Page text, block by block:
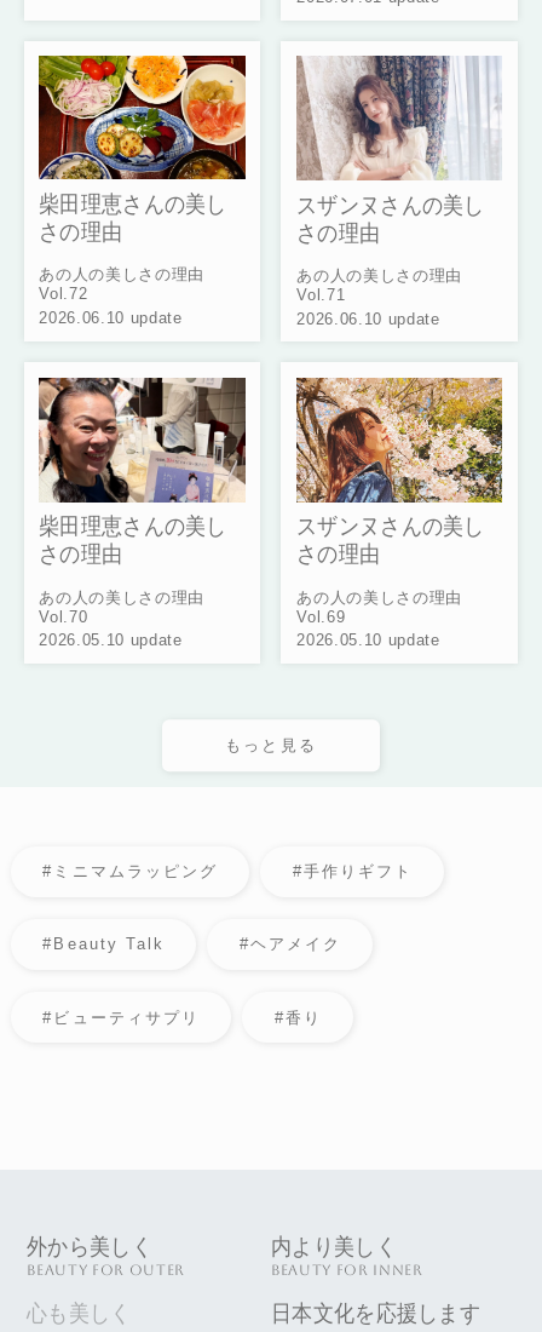
柴田理恵さんの美し
さの理由
あの人の美しさの理由
Vol.72
2026.06.10 update
スザンヌさんの美し
さの理由
あの人の美しさの理由
Vol.71
2026.06.10 update
柴田理恵さんの美し
さの理由
あの人の美しさの理由
Vol.70
2026.05.10 update
スザンヌさんの美し
さの理由
あの人の美しさの理由
Vol.69
2026.05.10 update
もっと見る
#ミニマムラッピング #手作りギフト
#Beauty Talk #ヘアメイク
#ビューティサプリ #香り
外から美しく
BEAUTY FOR OUTER
内より美しく
BEAUTY FOR INNER
心も美しく 日本文化を応援します